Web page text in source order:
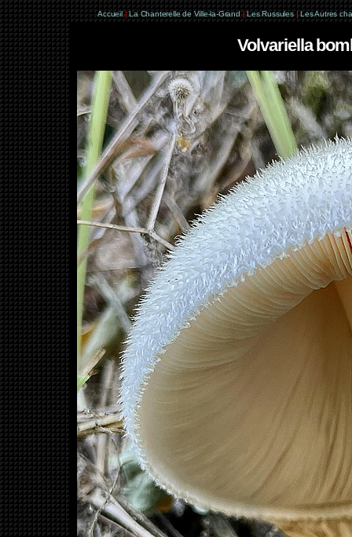
Accueil | La Chanterelle de Ville-la-Grand | Les Russules | Les Autres
Volvariella